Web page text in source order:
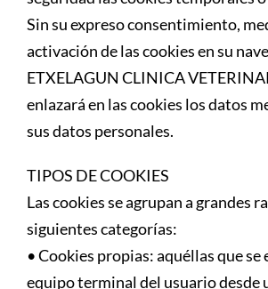
Sin su expreso consentimiento,
activación de las cookies en su
ETXELAGUN CLINICA
enlazará en las cookies los datos
sus datos personales.
TIPOS DE COOKIES
Las cookies se agrupan a grandes
siguientes categorías:
• Cookies propias: aquéllas que se
equipo terminal del usuario desde